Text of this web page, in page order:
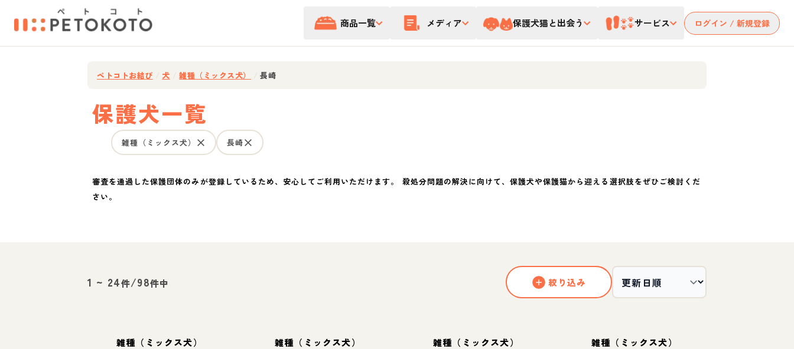
商品一覧 メディア 保護犬猫と出会う サービス ログイン / 新規登録
ペトコトお結び 犬 雑種（ミックス犬） 長崎
保護犬一覧
雑種（ミックス犬） 長崎
審査を通過した保護団体のみが登録しているため、安心してご利用いただけます。 殺処分問題の解決に向けて、保護犬や保護猫から迎える選択肢をぜひご検討くだ
さい。
1 ~ 24件/98件中 絞り込み
雑種（ミックス犬） 雑種（ミックス犬） 雑種（ミックス犬） 雑種（ミックス犬）